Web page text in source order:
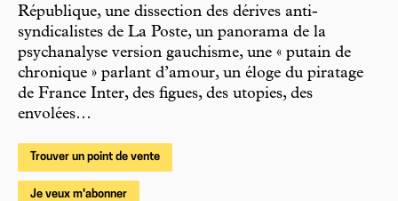
République, une dissection des dérives anti-
syndicalistes de La Poste, un panorama de la
psychanalyse version gauchisme, une « putain de
chronique » parlant d’amour, un éloge du piratage
de France Inter, des figues, des utopies, des
envolées…
Trouver un point de vente
Je veux m'abonner